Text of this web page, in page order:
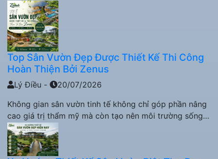
Top Sân Vườn Đẹp Được Thiết Kế Thi Công
Hoàn Thiện Bởi Zenus
Lý Điều -
20/07/2026
Không gian sân vườn tinh tế không chỉ góp phần nâng
cao giá trị thẩm mỹ mà còn tạo nên môi trường sống
trong lành, gần gũi với thiên nhiên. Trong hơn nhiều
năm hoạt động trong lĩnh vực thiết kế và thi công
cảnh quan, Zenus đã thực hiện hàng trăm công trình